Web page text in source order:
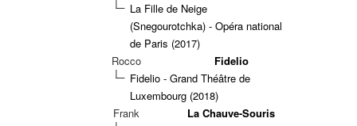
La Fille de Neige
(Snegourotchka) - Opéra national
de Paris (2017)
Rocco
Fidelio
Fidelio - Grand Théâtre de
Luxembourg (2018)
Frank
La Chauve-Souris